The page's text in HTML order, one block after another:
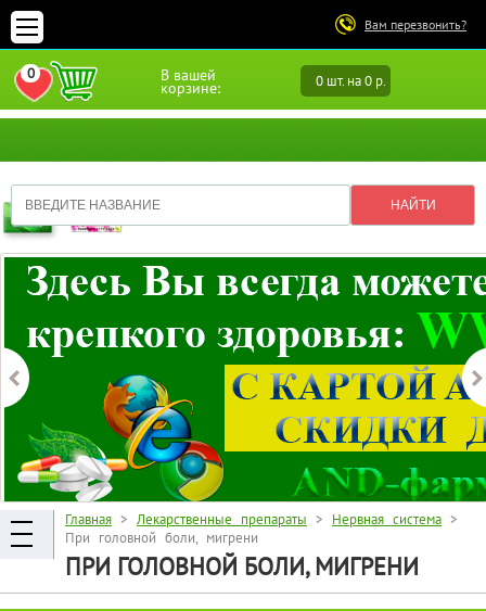
Вам перезвонить?
В вашей
корзине: 0 шт. на 0 р.
0
ПЕРЕЙТИ В ИЗБРАННОЕ
Главная > Лекарственные препараты > Нервная система >
При головной боли, мигрени
ПРИ ГОЛОВНОЙ БОЛИ, МИГРЕНИ